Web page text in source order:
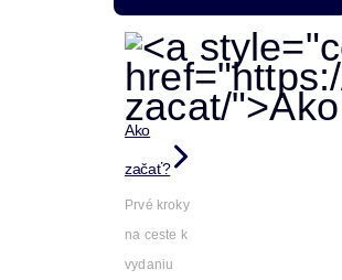
Ako
začať?
Prvé kroky
na ceste k
vydaniu